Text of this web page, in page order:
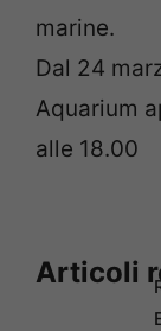
marine.
Dal 24
Aquarium
alle 18.00
Articoli